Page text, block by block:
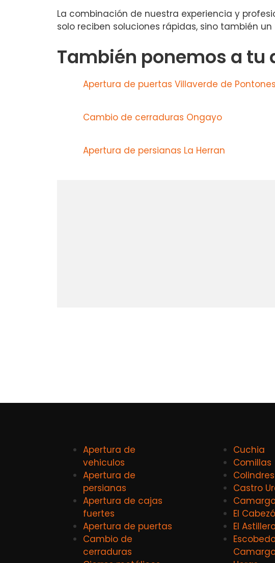
La combinación de nuestra experiencia y
solo reciben soluciones rápidas, sino también
También ponemos a tu
Apertura de puertas Villaverde de Pontones
Cambio de cerraduras Ongayo
Apertura de persianas La Herran
Apertura de
vehiculos
Apertura de
persianas
Apertura de cajas
fuertes
Apertura de puertas
Cambio de
cerraduras
Cuchia
Comillas
Colindres
Castro
El
El